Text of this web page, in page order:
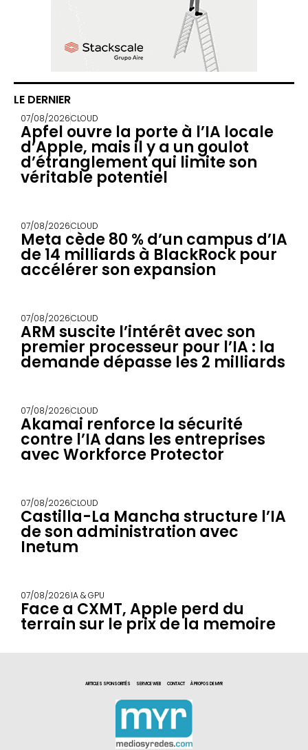
LE DERNIER
07/08/2026CLOUD
Apfel ouvre la porte à l’IA locale
d’Apple, mais il y a un goulot
d’étranglement qui limite son
véritable potentiel
07/08/2026CLOUD
Meta cède 80 % d’un campus d’IA
de 14 milliards à BlackRock pour
accélérer son expansion
07/08/2026CLOUD
ARM suscite l’intérêt avec son
premier processeur pour l’IA : la
demande dépasse les 2 milliards
07/08/2026CLOUD
Akamai renforce la sécurité
contre l’IA dans les entreprises
avec Workforce Protector
07/08/2026CLOUD
Castilla-La Mancha structure l’IA
de son administration avec
Inetum
07/08/2026IA & GPU
Face a CXMT, Apple perd du
terrain sur le prix de la memoire
ARTICLES SPONSORITÉS SERVICE WEB CONTACT À PROPOS DE MYR